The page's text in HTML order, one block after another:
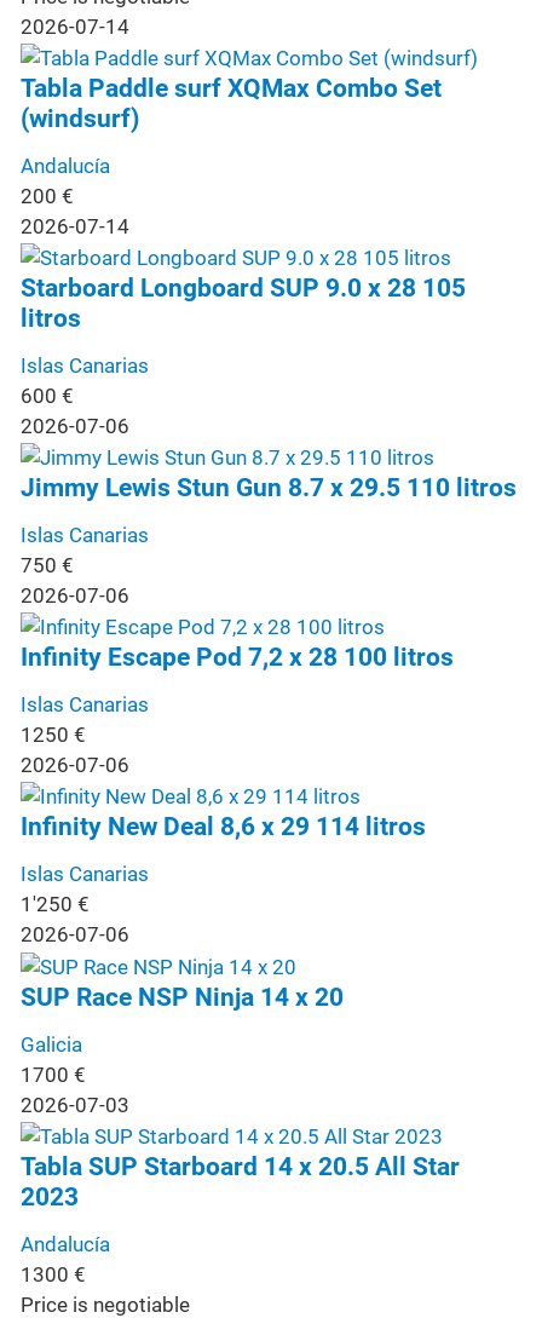
2026-07-14
Tabla Paddle surf XQMax Combo Set
(windsurf)
Andalucía
200 €
2026-07-14
Starboard Longboard SUP 9.0 x 28 105
litros
Islas Canarias
600 €
2026-07-06
Jimmy Lewis Stun Gun 8.7 x 29.5 110 litros
Islas Canarias
750 €
2026-07-06
Infinity Escape Pod 7,2 x 28 100 litros
Islas Canarias
1250 €
2026-07-06
Infinity New Deal 8,6 x 29 114 litros
Islas Canarias
1'250 €
2026-07-06
SUP Race NSP Ninja 14 x 20
Galicia
1700 €
2026-07-03
Tabla SUP Starboard 14 x 20.5 All Star
2023
Andalucía
1300 €
Price is negotiable